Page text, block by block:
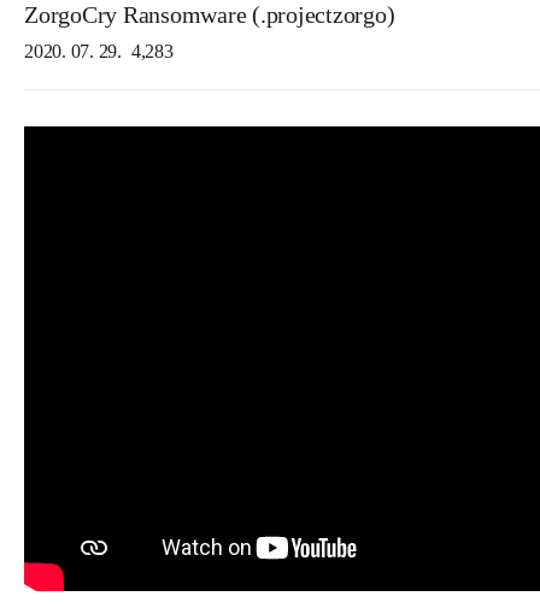
ZorgoCry Ransomware (.projectzorgo)
2020. 07. 29. 4,283